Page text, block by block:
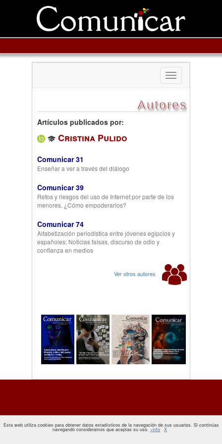
Toggle
navigation
Autores
Artículos publicados por:
Cristina Pulido
Comunicar 31
Enseñar a ver a través del diálogo
Comunicar 39
Retos y riesgos del uso de Internet por parte de los
menores. ¿Cómo empoderarlos?
Comunicar 74
Alfabetización periodística entre jóvenes egipcios y
españoles: Noticias falsas, discurso de odio y
confianza en medios
Ver otros autores
Esta web utiliza cookies para obtener datos estadísticos de la navegación de sus usuarios. Si continúas
navegando consideramos que aceptas su uso. +info X